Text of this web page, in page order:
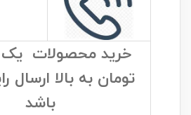
خرید محصولات یک
تومان به بالا ارسال
باشد